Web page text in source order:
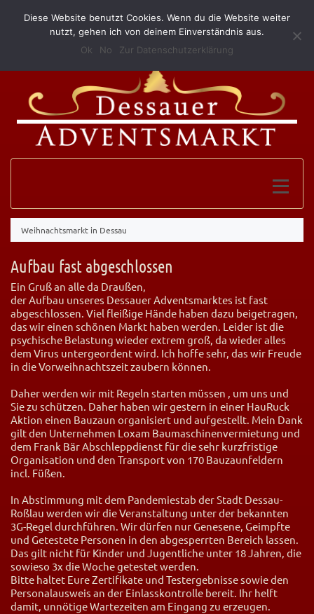
(0340) 52 10 146 info@grillundimbissmerkel.de
Weihnachtsmarkt in Dessau
Aufbau fast abgeschlossen
Ein Gruß an alle da Draußen,
der Aufbau unseres Dessauer Adventsmarktes ist fast
abgeschlossen. Viel fleißige Hände haben dazu beigetragen,
das wir einen schönen Markt haben werden. Leider ist die
psychische Belastung wieder extrem groß, da wieder alles
dem Virus untergeordent wird. Ich hoffe sehr, das wir Freude
in die Vorweihnachtszeit zaubern können.
Daher werden wir mit Regeln starten müssen , um uns und
Sie zu schützen. Daher haben wir gestern in einer HauRuck
Aktion einen Bauzaun organisiert und aufgestellt. Mein Dank
gilt den Unternehmen Loxam Baumaschinenvermietung und
dem Frank Bär Abschleppdienst für die sehr kurzfristige
Organisation und den Transport von 170 Bauzaunfeldern
incl. Füßen.
In Abstimmung mit dem Pandemiestab der Stadt Dessau-
Roßlau werden wir die Veranstaltung unter der bekannten
3G-Regel durchführen. Wir dürfen nur Genesene, Geimpfte
und Getestete Personen in den abgesperrten Bereich lassen.
Das gilt nicht für Kinder und Jugentliche unter 18 Jahren, die
sowieso 3x die Woche getestet werden.
Bitte haltet Eure Zertifikate und Testergebnisse sowie den
Personalausweis an der Einlasskontrolle bereit. Ihr helft
damit, unnötige Wartezeiten am Eingang zu erzeugen.
Diese Website benutzt Cookies. Wenn du die Website weiter
nutzt, gehen ich von deinem Einverständnis aus.
Ok
No Zur Datenschutzerklärung